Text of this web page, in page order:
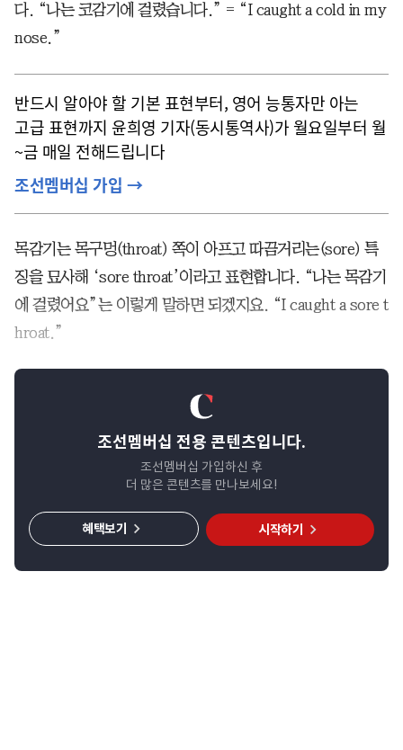
다. “나는 코감기에 걸렸습니다.” = “I caught a cold in my
nose.”
반드시 알아야 할 기본 표현부터, 영어 능통자만 아는
고급 표현까지 윤희영 기자(동시통역사)가 월요일부터 월
~금 매일 전해드립니다
조선멤버십 가입 →
목감기는 목구멍(throat) 쪽이 아프고 따끔거리는(sore) 특
징을 묘사해 ‘sore throat’이라고 표현합니다. “나는 목감기
에 걸렸어요”는 이렇게 말하면 되겠지요. “I caught a sore t
hroat.”
조선멤버십 전용 콘텐츠입니다.
조선멤버십 가입하신 후
더 많은 콘텐츠를 만나보세요!
시작하기
혜택보기